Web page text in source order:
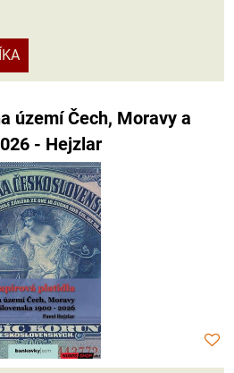
území Čech, Moravy a
- Hejzlar